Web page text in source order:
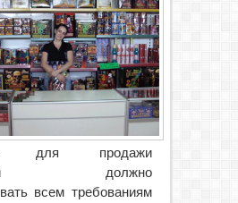
для продажи
должно
всем требованиям